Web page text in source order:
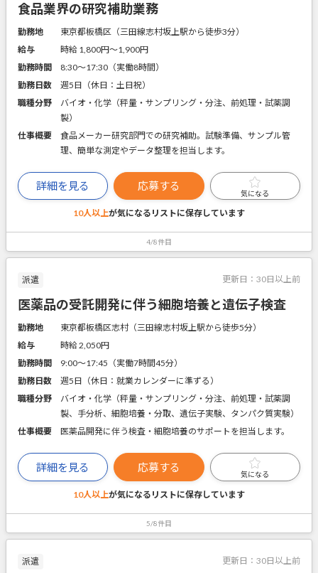
食品業界の研究補助業務
勤務地
東京都板橋区（三田線志村坂上駅から徒歩3分）
給与
時給 1,800円〜1,900円
勤務時間
8:30～17:30（実働8時間）
勤務日数
週5日（休日：土日祝）
職種分野
バイオ・化学（秤量・サンプリング・分注、前処理・試薬調
製）
仕事概要
食品メーカー研究部門での研究補助。試験準備、サンプル管
理、簡単な測定やデータ整理を担当します。
詳細を見る 応募する
気になる
10人以上が気になるリストに保存しています
4/8件目
派遣 更新日： 30日以上前
医薬品の受託開発に伴う細胞培養と遺伝子検査
勤務地
東京都板橋区志村（三田線志村坂上駅から徒歩5分）
給与
時給 2,050円
勤務時間
9:00～17:45（実働7時間45分）
勤務日数
週5日（休日：就業カレンダーに準ずる）
職種分野
バイオ・化学（秤量・サンプリング・分注、前処理・試薬調
製、手分析、細胞培養・分取、遺伝子実験、タンパク質実験）
仕事概要
医薬品開発に伴う検査・細胞培養のサポートを担当します。
詳細を見る 応募する
気になる
10人以上が気になるリストに保存しています
5/8件目
派遣 更新日： 30日以上前